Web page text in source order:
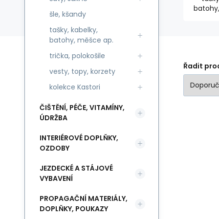
Řadit
šle, kšandy
tašky, kabelky,
batohy, měšce ap.
trička, polokošile
vesty, topy, korzety
kolekce Kastori
ČIŠTĚNÍ, PÉČE, VITAMÍNY,
ÚDRŽBA
INTERIÉROVÉ DOPLŇKY,
OZDOBY
JEZDECKÉ A STÁJOVÉ
VYBAVENÍ
PROPAGAČNÍ MATERIÁLY,
DOPLŇKY, POUKAZY